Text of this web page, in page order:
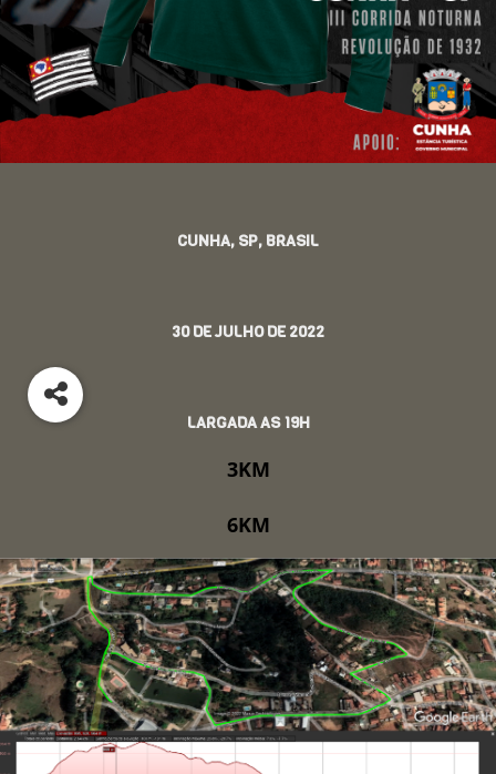
CUNHA, SP, BRASIL
30 DE JULHO DE 2022
LARGADA AS 19H
3KM
6KM